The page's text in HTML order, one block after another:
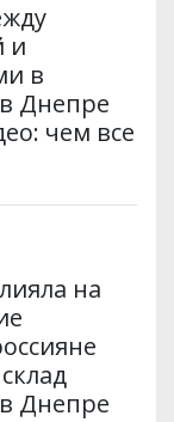
и
в
Днепре
чем все
на
Днепре